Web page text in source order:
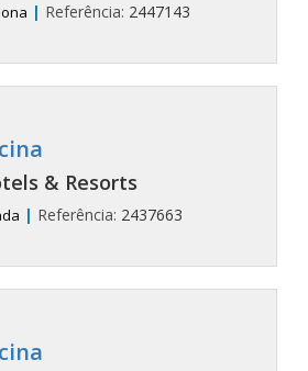
| Referência: 2447143
& Resorts
| Referência: 2437663